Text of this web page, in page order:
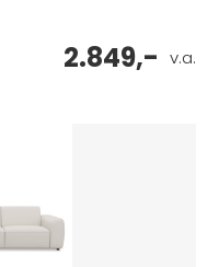
v.a.
2.849,-